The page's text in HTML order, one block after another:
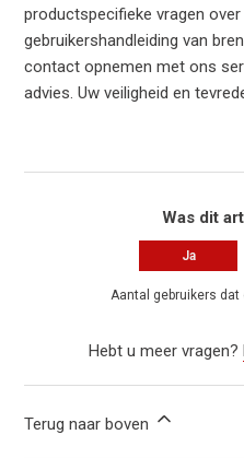
productspecifieke vragen
gebruikershandleiding van
contact opnemen met ons
advies. Uw veiligheid en
Was dit
Ja
Aantal gebruikers
Hebt u meer vragen?
Terug naar boven